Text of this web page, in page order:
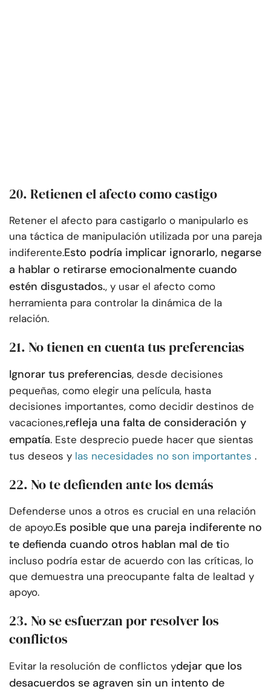
20. Retienen el afecto como castigo
Retener el afecto para castigarlo o manipularlo es
una táctica de manipulación utilizada por una pareja
indiferente.Esto podría implicar ignorarlo, negarse
a hablar o retirarse emocionalmente cuando
estén disgustados., y usar el afecto como
herramienta para controlar la dinámica de la
relación.
21. No tienen en cuenta tus preferencias
Ignorar tus preferencias, desde decisiones
pequeñas, como elegir una película, hasta
decisiones importantes, como decidir destinos de
vacaciones,refleja una falta de consideración y
empatía. Este desprecio puede hacer que sientas
tus deseos y las necesidades no son importantes .
22. No te defienden ante los demás
Defenderse unos a otros es crucial en una relación
de apoyo.Es posible que una pareja indiferente no
te defienda cuando otros hablan mal de tio
incluso podría estar de acuerdo con las críticas, lo
que demuestra una preocupante falta de lealtad y
apoyo.
23. No se esfuerzan por resolver los
conflictos
Evitar la resolución de conflictos ydejar que los
desacuerdos se agraven sin un intento de